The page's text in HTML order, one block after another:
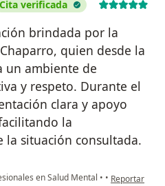
Cita verificada
brindada por la
quien desde la
un ambiente de
y respeto. Durante el
clara y apoyo
la
la situación consultada.
en Salud Mental • • en opinión
Reportar